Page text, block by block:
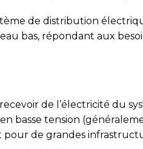
de distribution
bas, répondant aux
de l’électricité du
basse tension
pour de grandes